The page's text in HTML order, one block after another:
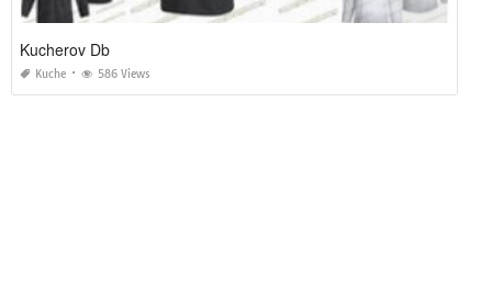
Kucherov Db
Kuche 586 Views